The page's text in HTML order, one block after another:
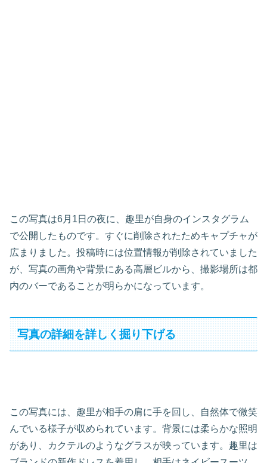
この写真は6月1日の夜に、趣里が自身のインスタグラム
で公開したものです。すぐに削除されたためキャプチャが
広まりました。投稿時には位置情報が削除されていました
が、写真の画角や背景にある高層ビルから、撮影場所は都
内のバーであることが明らかになっています。
写真の詳細を詳しく掘り下げる
この写真には、趣里が相手の肩に手を回し、自然体で微笑
んでいる様子が収められています。背景には柔らかな照明
があり、カクテルのようなグラスが映っています。趣里は